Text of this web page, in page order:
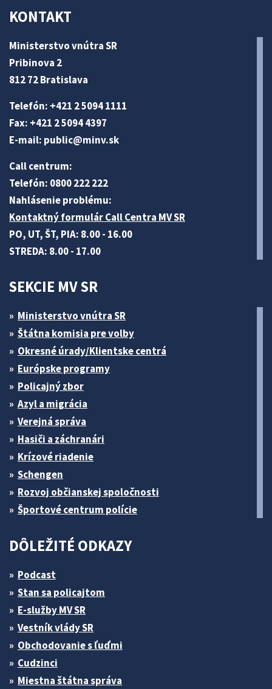
KONTAKT
Ministerstvo vnútra SR
Pribinova 2
812 72 Bratislava
Telefón: +421 2 5094 1111
Fax: +421 2 5094 4397
E-mail: public@minv.sk
Call centrum:
Telefón: 0800 222 222
Nahlásenie problému:
Kontaktný formulár Call Centra MV SR
PO, UT, ŠT, PIA: 8.00 - 16.00
STREDA: 8.00 - 17.00
SEKCIE MV SR
Ministerstvo vnútra SR
Štátna komisia pre volby
Okresné úrady/Klientske centrá
Európske programy
Policajný zbor
Azyl a migrácia
Verejná správa
Hasiči a záchranári
Krízové riadenie
Schengen
Rozvoj občianskej spoločnosti
Športové centrum polície
DÔLEŽITÉ ODKAZY
Podcast
Stan sa policajtom
E-služby MV SR
Vestník vlády SR
Obchodovanie s ľuďmi
Cudzinci
Miestna štátna správa